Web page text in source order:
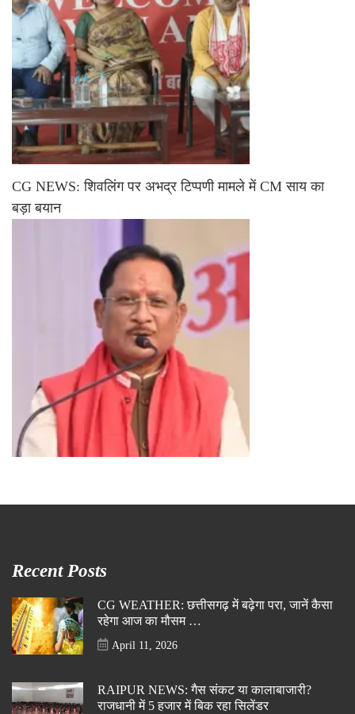
CG NEWS: शिवलिंग पर अभद्र टिप्पणी मामले में CM साय का
बड़ा बयान
Recent Posts
CG WEATHER: छत्तीसगढ़ में बढ़ेगा परा, जानें कैसा
रहेगा आज का मौसम …
April 11, 2026
RAIPUR NEWS: गैस संकट या कालाबाजारी?
राजधानी में 5 हजार में बिक रहा सिलेंडर